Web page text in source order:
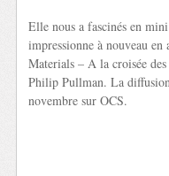
Elle nous a fascinés en
impressionne à nouveau
Materials – A la croisée
Philip Pullman. La
novembre sur OCS.